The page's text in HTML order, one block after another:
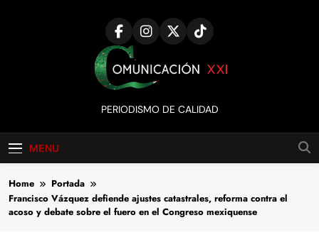
Comunicación
XXI
PERIODISMO DE CALIDAD
MENU
Home
Portada
Francisco Vázquez defiende ajustes catastrales, reforma contra el
acoso y debate sobre el fuero en el Congreso mexiquense